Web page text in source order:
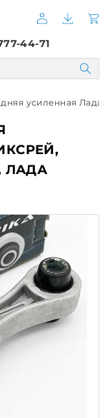
44-71
усиленная
ЛАДА